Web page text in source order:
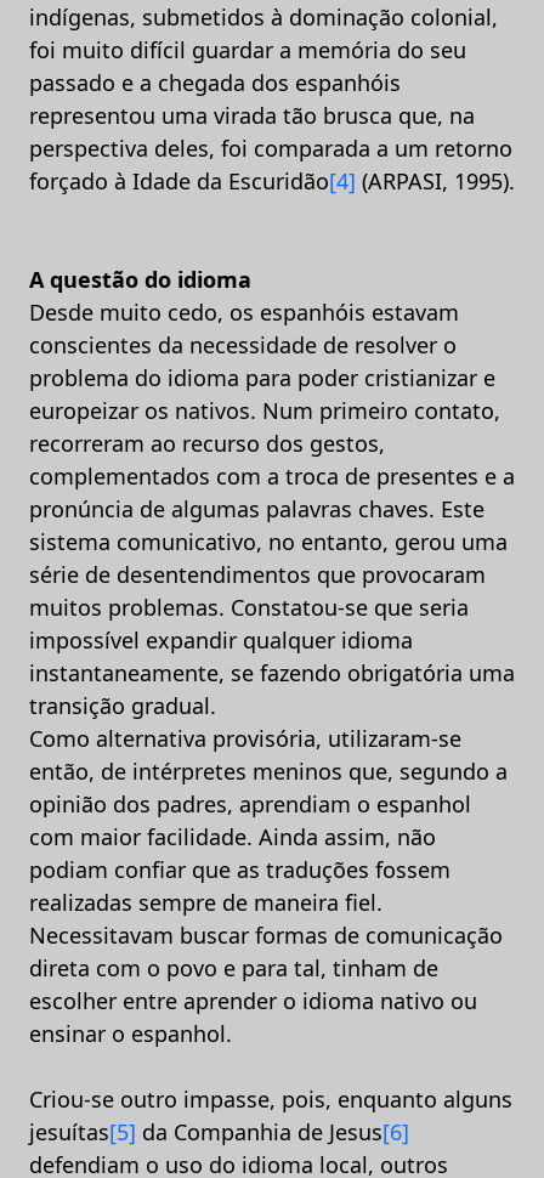
indígenas, submetidos à dominação colonial,
foi muito difícil guardar a memória do seu
passado e a chegada dos espanhóis
representou uma virada tão brusca que, na
perspectiva deles, foi comparada a um retorno
forçado à Idade da Escuridão[4] (ARPASI, 1995).
A questão do idioma
Desde muito cedo, os espanhóis estavam
conscientes da necessidade de resolver o
problema do idioma para poder cristianizar e
europeizar os nativos. Num primeiro contato,
recorreram ao recurso dos gestos,
complementados com a troca de presentes e a
pronúncia de algumas palavras chaves. Este
sistema comunicativo, no entanto, gerou uma
série de desentendimentos que provocaram
muitos problemas. Constatou-se que seria
impossível expandir qualquer idioma
instantaneamente, se fazendo obrigatória uma
transição gradual.
Como alternativa provisória, utilizaram-se
então, de intérpretes meninos que, segundo a
opinião dos padres, aprendiam o espanhol
com maior facilidade. Ainda assim, não
podiam confiar que as traduções fossem
realizadas sempre de maneira fiel.
Necessitavam buscar formas de comunicação
direta com o povo e para tal, tinham de
escolher entre aprender o idioma nativo ou
ensinar o espanhol.
Criou-se outro impasse, pois, enquanto alguns
jesuítas[5] da Companhia de Jesus[6]
defendiam o uso do idioma local, outros